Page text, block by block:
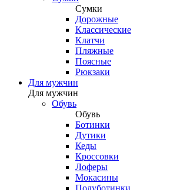
Сумки
Дорожные
Классические
Клатчи
Пляжные
Поясные
Рюкзаки
Для мужчин
Для мужчин
Обувь
Обувь
Ботинки
Дутики
Кеды
Кроссовки
Лоферы
Мокасины
Полуботинки